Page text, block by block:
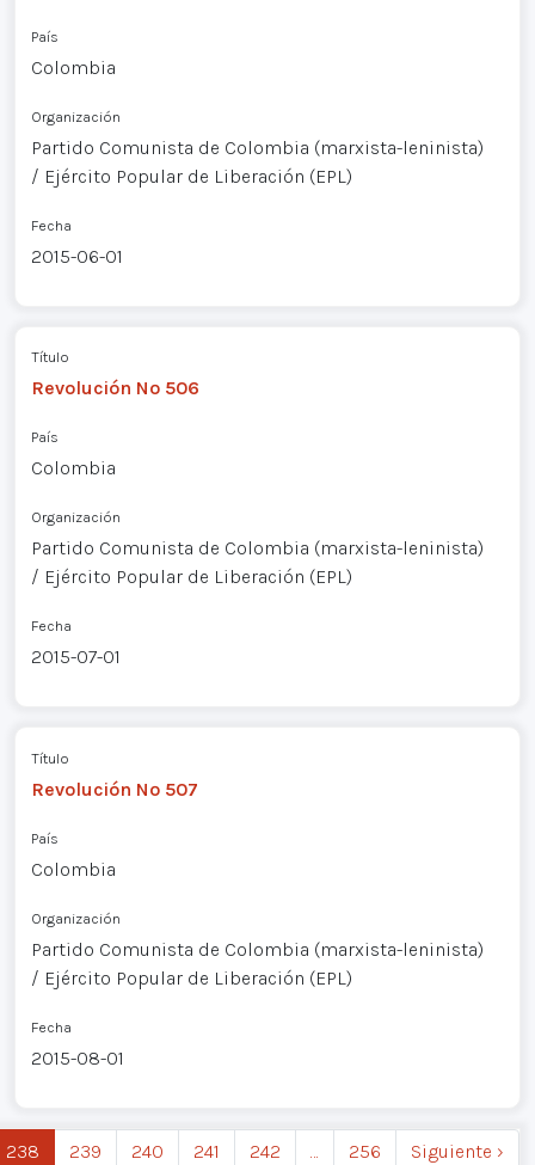
País
Colombia
Organización
Partido Comunista de Colombia (marxista-leninista)
/ Ejército Popular de Liberación (EPL)
Fecha
2015-06-01
Título
Revolución Nº 506
País
Colombia
Organización
Partido Comunista de Colombia (marxista-leninista)
/ Ejército Popular de Liberación (EPL)
Fecha
2015-07-01
Título
Revolución Nº 507
País
Colombia
Organización
Partido Comunista de Colombia (marxista-leninista)
/ Ejército Popular de Liberación (EPL)
Fecha
2015-08-01
238 239 240 241 242 … 256 Siguiente ›